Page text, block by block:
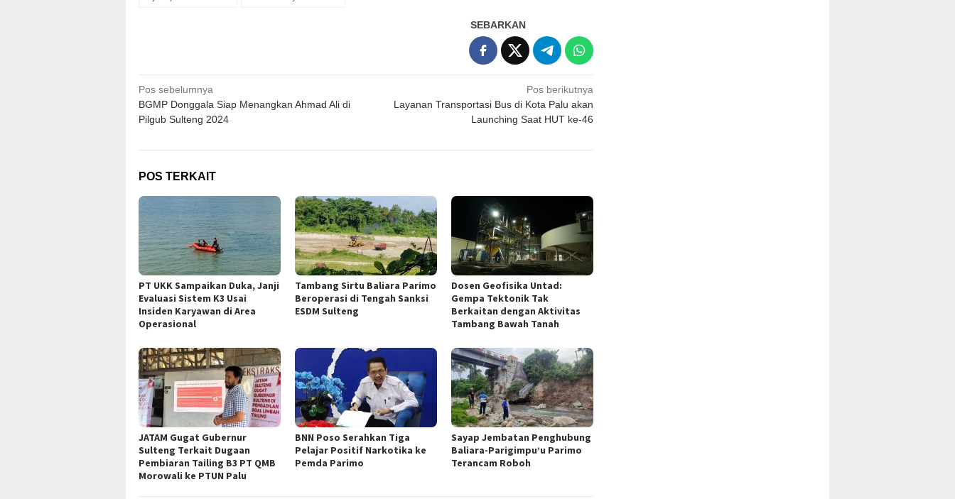
SEBARKAN
Navigasi
pos
Pos sebelumnya
BGMP Donggala Siap Menangkan Ahmad Ali di
Pilgub Sulteng 2024
Pos berikutnya
Layanan Transportasi Bus di Kota Palu akan
Launching Saat HUT ke-46
POS TERKAIT
PT UKK Sampaikan Duka, Janji
Evaluasi Sistem K3 Usai
Insiden Karyawan di Area
Operasional
Tambang Sirtu Baliara Parimo
Beroperasi di Tengah Sanksi
ESDM Sulteng
Dosen Geofisika Untad:
Gempa Tektonik Tak
Berkaitan dengan Aktivitas
Tambang Bawah Tanah
JATAM Gugat Gubernur
Sulteng Terkait Dugaan
Pembiaran Tailing B3 PT QMB
Morowali ke PTUN Palu
BNN Poso Serahkan Tiga
Pelajar Positif Narkotika ke
Pemda Parimo
Sayap Jembatan Penghubung
Baliara-Parigimpu’u Parimo
Terancam Roboh